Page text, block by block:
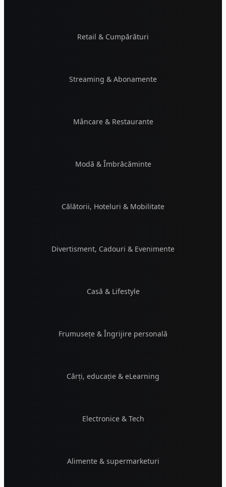
Retail & Cumpărături
Streaming & Abonamente
Mâncare & Restaurante
Modă & Îmbrăcăminte
Călătorii, Hoteluri & Mobilitate
Divertisment, Cadouri & Evenimente
Casă & Lifestyle
Frumusețe & Îngrijire personală
Cărți, educație & eLearning
Electronice & Tech
Alimente & supermarketuri